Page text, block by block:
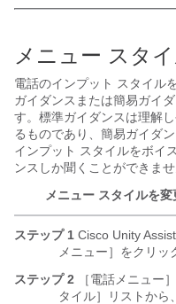
メニュー スタ
電話のインプット スタイル
ガイダンスまたは簡易ガイ
す。標準ガイダンスは理解
るものであり、簡易ガイダ
インプット スタイルをボイ
ンスしか聞くことができませ
メニュー スタイルを
ステップ 1 Cisco Unity
メニュー］をクリッ
ステップ 2 ［電話メニュー
タイル］リストから